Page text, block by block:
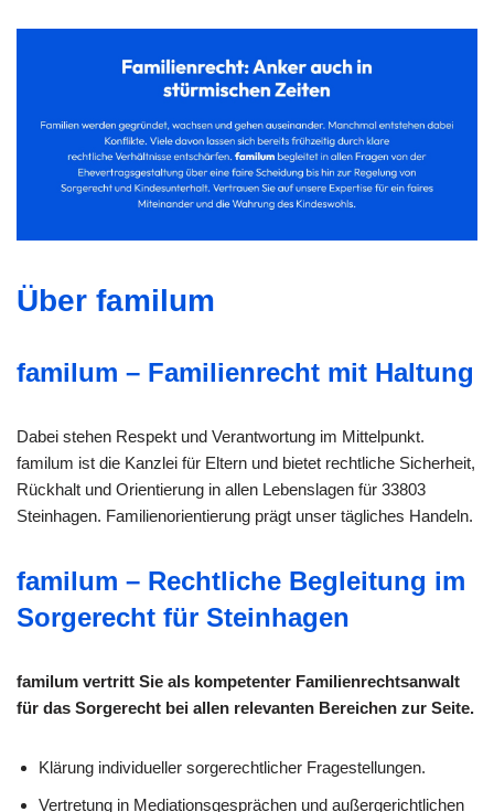
Über familum
familum – Familienrecht mit Haltung
Dabei stehen Respekt und Verantwortung im Mittelpunkt.
familum ist die Kanzlei für Eltern und bietet rechtliche Sicherheit,
Rückhalt und Orientierung in allen Lebenslagen für 33803
Steinhagen. Familienorientierung prägt unser tägliches Handeln.
familum – Rechtliche Begleitung im
Sorgerecht für Steinhagen
familum vertritt Sie als kompetenter Familienrechtsanwalt
für das Sorgerecht bei allen relevanten Bereichen zur Seite.
Klärung individueller sorge­rechtlicher Fragestellungen.
Vertretung in Mediationsgesprächen und außergerichtlichen